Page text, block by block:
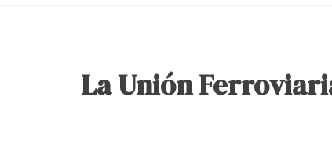
La Unión